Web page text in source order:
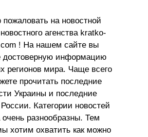
на новостной
агенства kratko-
! На нашем сайте вы
достоверную информацию
регионов мира. Чаще всего
прочитать последние
Украины и последние
Категории новостей
очень разнообразны. Тем
хотим охватить как можно